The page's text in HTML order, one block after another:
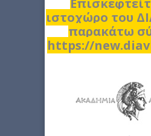
ιστοχώρο του
παρακάτω
https://